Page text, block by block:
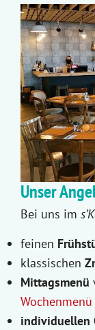
Unser
Bei uns im
feinen
klassischen
Mittagsmenü
individuellen